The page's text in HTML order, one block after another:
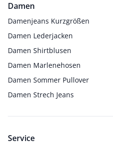
Damen
Damenjeans Kurzgrößen
Damen Lederjacken
Damen Shirtblusen
Damen Marlenehosen
Damen Sommer Pullover
Damen Strech Jeans
Service